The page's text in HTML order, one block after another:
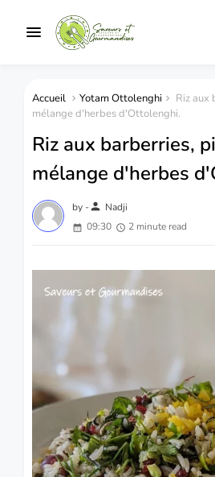
Accueil Yotam Ottolenghi
Riz aux
mélange d'herbes d'Ottolenghi.
Riz aux barberries,
mélange d'herbes
by -person Nadji
09:30
2 minute read